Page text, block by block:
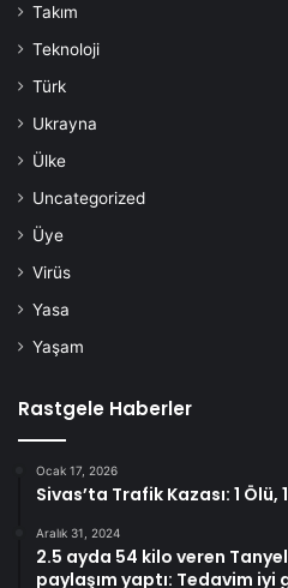
Takım
Teknoloji
Türk
Ukrayna
Ülke
Uncategorized
Üye
Virüs
Yasa
Yaşam
Rastgele Haberler
Ocak 17, 2026
Sivas’ta Trafik Kazası: 1 Ölü,
Aralık 31, 2024
2.5 ayda 54 kilo veren
paylaşım yaptı: Tedavim iyi